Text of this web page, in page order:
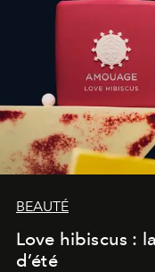
BEAUTÉ
Love hibiscus :
d’été